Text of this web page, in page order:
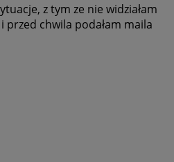
z tym ze nie widziałam
chwila podałam maila